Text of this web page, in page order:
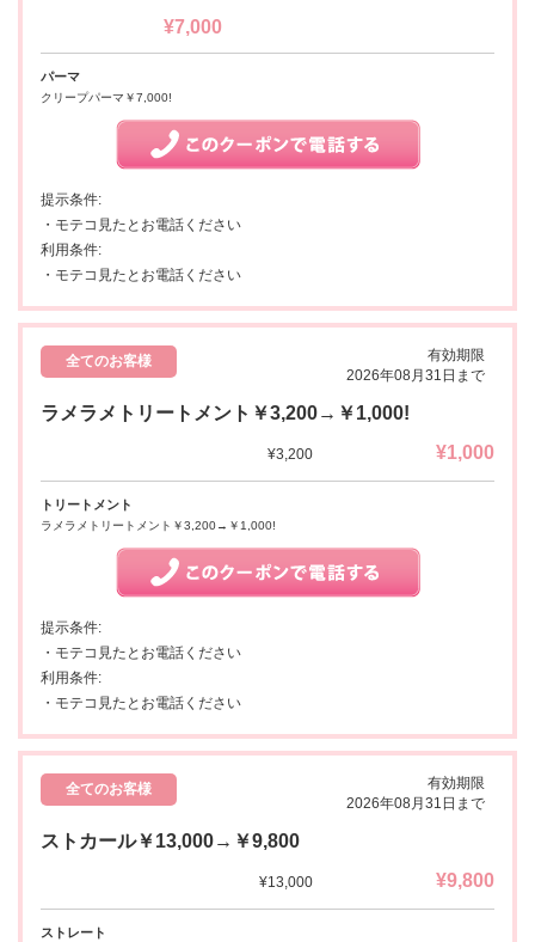
¥7,000
パーマ
クリープパーマ￥7,000!
提示条件:
・モテコ見たとお電話ください
利用条件:
・モテコ見たとお電話ください
全てのお客様
有効期限
2026年08月31日まで
ラメラメトリートメント￥3,200→￥1,000!
¥3,200 ¥1,000
トリートメント
ラメラメトリートメント￥3,200→￥1,000!
提示条件:
・モテコ見たとお電話ください
利用条件:
・モテコ見たとお電話ください
全てのお客様
有効期限
2026年08月31日まで
ストカール￥13,000→￥9,800
¥13,000 ¥9,800
ストレート